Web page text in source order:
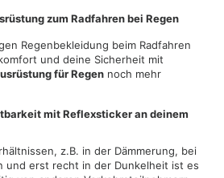
zum Radfahren bei Regen
Regenbekleidung beim Radfahren
und deine Sicherheit mit
für Regen noch mehr
mit Reflexsticker an deinem
z.B. in der Dämmerung, bei
und erst recht in der Dunkelheit ist es